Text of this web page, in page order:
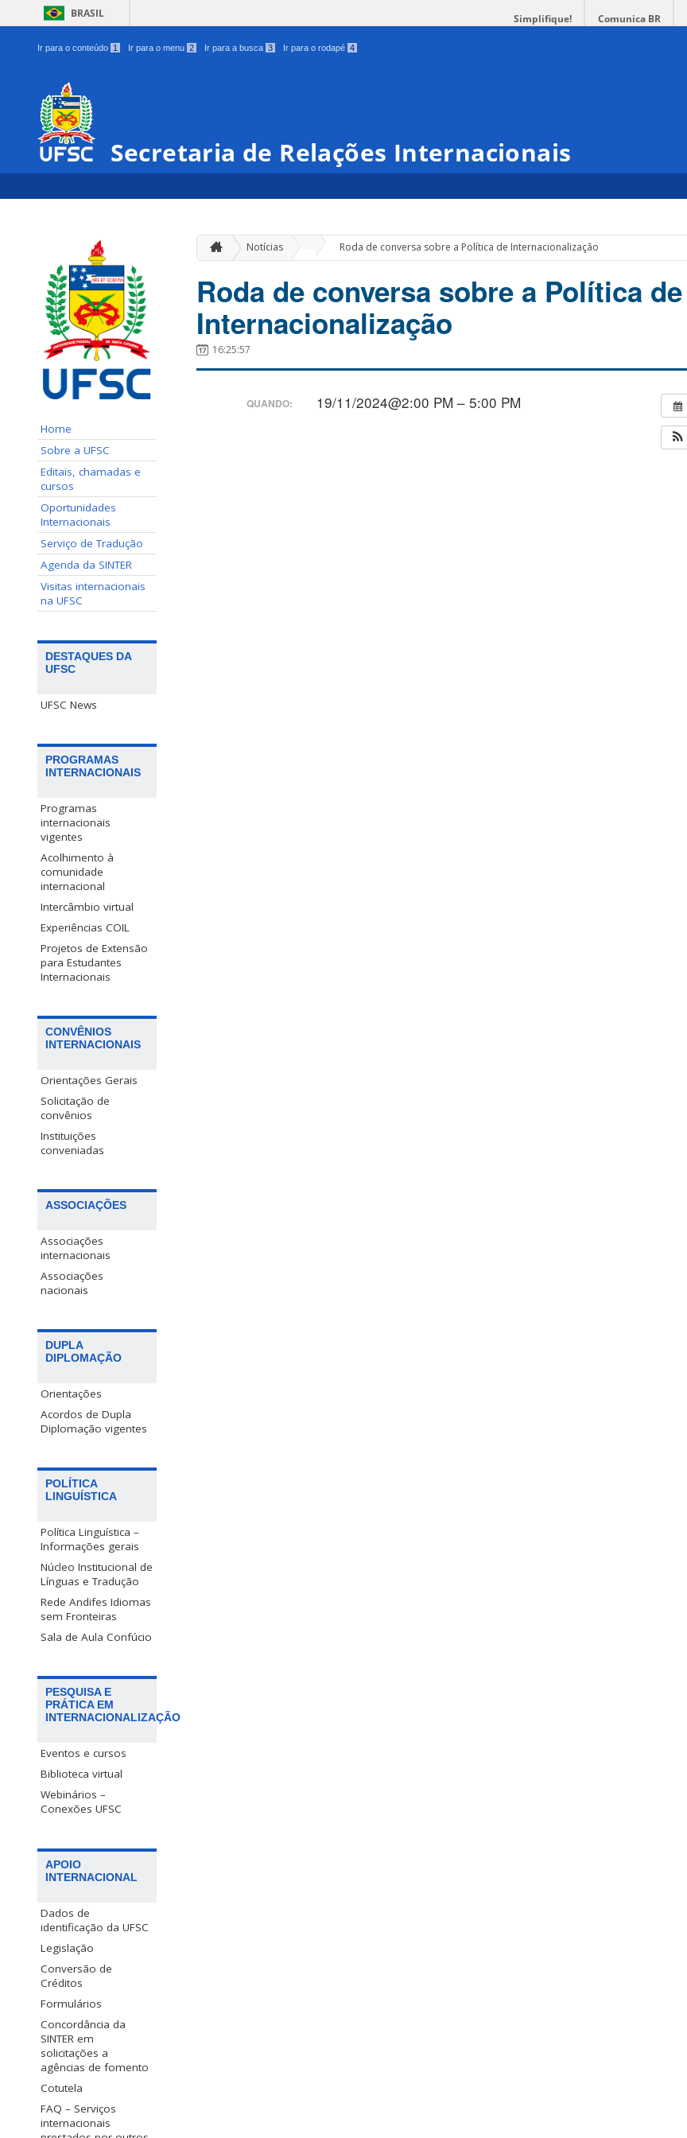
BRASIL Simplifique! Comunica BR
Ir para o conteúdo 1 Ir para o menu 2 Ir para a busca 3 Ir para o rodapé 4
Secretaria de Relações Internacionais
Home
Sobre a UFSC
Editais, chamadas e
cursos
Oportunidades
Internacionais
Serviço de Tradução
Agenda da SINTER
Visitas internacionais
na UFSC
DESTAQUES DA
UFSC
UFSC News
PROGRAMAS
INTERNACIONAIS
Programas
internacionais
vigentes
Acolhimento à
comunidade
internacional
Intercâmbio virtual
Experiências COIL
Projetos de Extensão
para Estudantes
Internacionais
CONVÊNIOS
INTERNACIONAIS
Orientações Gerais
Solicitação de
convênios
Instituições
conveniadas
ASSOCIAÇÕES
Associações
internacionais
Associações
nacionais
DUPLA
DIPLOMAÇÃO
Orientações
Acordos de Dupla
Diplomação vigentes
POLÍTICA
LINGUÍSTICA
Política Linguística –
Informações gerais
Núcleo Institucional de
Línguas e Tradução
Rede Andifes Idiomas
sem Fronteiras
Sala de Aula Confúcio
PESQUISA E
PRÁTICA EM
INTERNACIONALIZAÇÃO
Eventos e cursos
Biblioteca virtual
Webinários –
Conexões UFSC
APOIO
INTERNACIONAL
Dados de
identificação da UFSC
Legislação
Conversão de
Créditos
Formulários
Concordância da
SINTER em
solicitações a
agências de fomento
Cotutela
FAQ – Serviços
internacionais
Notícias Roda de conversa sobre a Política de Internacionalização
Roda de conversa sobre a Política de
Internacionalização
16:25:57
QUANDO: 19/11/2024@2:00 PM – 5:00 PM